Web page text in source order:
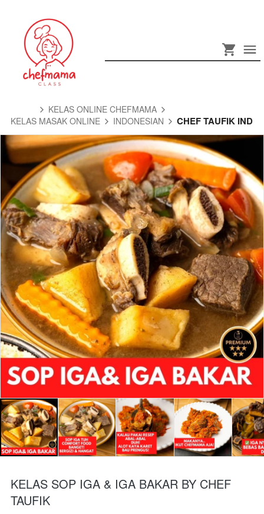
KELAS ONLINE CHEFMAMA
KELAS MASAK ONLINE
INDONESIAN CHEF TAUFIK IND
KELAS SOP IGA & IGA BAKAR BY CHEF
TAUFIK